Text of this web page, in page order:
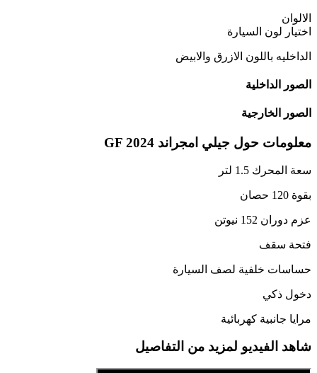
الالوان
اختيار لون السيارة
الداخليه باللون الازرق والابيض
الصور الداخلية
الصور الخارجية
معلومات حول جيلي امجراند GF 2024
سعة المحرك 1.5 لتر
بقوة 120 حصان
عزم دوران 152 نيوتن
فتحة سقف
حساسات خلفية لصف السيارة
دخول ذكي
مرايا جانبية كهربائية
شاهد الفيديو لمزيد من التفاصيل